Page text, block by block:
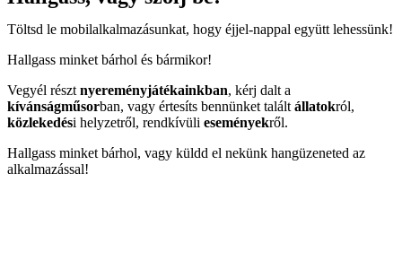
Töltsd le mobilalkalmazásunkat, hogy éjjel-nappal együtt lehessünk!
Hallgass minket bárhol és bármikor!
Vegyél részt nyereményjátékainkban, kérj dalt a
kívánságműsorban, vagy értesíts bennünket talált állatokról,
közlekedési helyzetről, rendkívüli eseményekről.
Hallgass minket bárhol, vagy küldd el nekünk hangüzeneted az
alkalmazással!